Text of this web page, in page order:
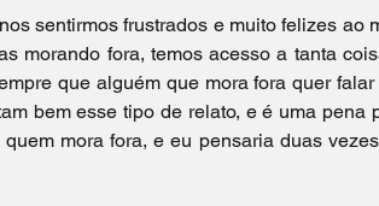
sentirmos frustrados e muito felizes ao
morando fora, temos acesso a tanta
que alguém que mora fora quer
bem esse tipo de relato, e é uma pena
mora fora, e eu pensaria duas